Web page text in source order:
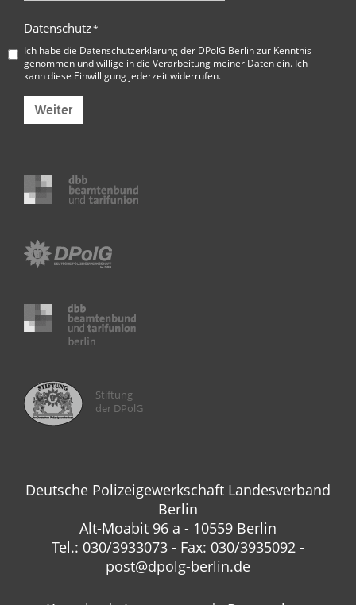
Datenschutz*
Ich habe die Datenschutzerklärung der DPolG Berlinzur Kenntnis
genommen und willige in die Verarbeitung meiner Daten ein. Ich
kann diese Einwilligung jederzeit widerrufen.
Weiter
Stiftung
der DPolG
Deutsche Polizeigewerkschaft Landesverband
Berlin
Alt-Moabit 96 a - 10559 Berlin
Tel.: 030/3933073 - Fax: 030/3935092 -
post@dpolg-berlin.de